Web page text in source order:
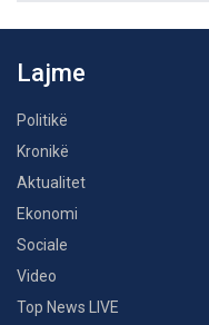
Lajme
Politikë
Kronikë
Aktualitet
Ekonomi
Sociale
Video
Top News LIVE